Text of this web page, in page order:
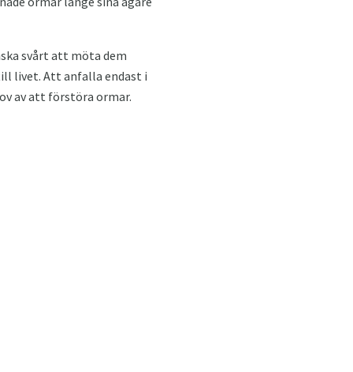
svårt att möta dem
livet. Att anfalla endast i
av att förstöra ormar.